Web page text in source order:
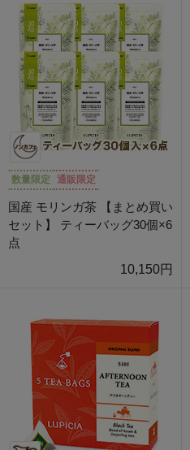
数量限定 通販限定
国産 モリンガ茶 【まとめ買い
セット】 ティーバッグ30個×6
点
10,150円